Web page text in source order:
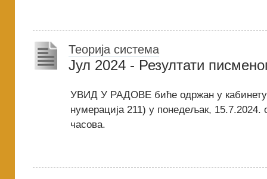
Теорија система
Јул 2024 - Резултати
УВИД У РАДОВЕ биће одржан у кабинету
нумерација 211) у понедељак, 15.7.2024.
часова.